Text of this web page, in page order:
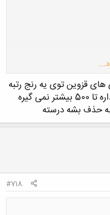
های قزوین توی یه رنج رتبه
می گیرن فقط دهخدا چون سابقه بیشتری داره تا 500 بیشتر نمی گیره
حذف بشه درسته
#718